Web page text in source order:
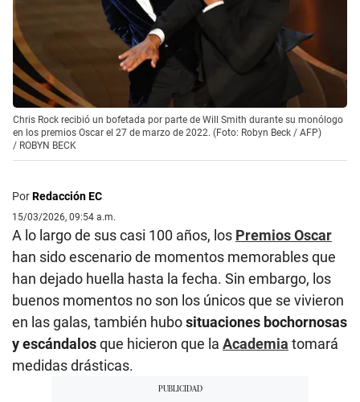
Chris Rock recibió un bofetada por parte de Will Smith durante su monólogo
en los premios Oscar el 27 de marzo de 2022. (Foto: Robyn Beck / AFP)
/ ROBYN BECK
PorRedacción EC
15/03/2026, 09:54 a.m.
A lo largo de sus casi 100 años, los Premios Oscar
han sido escenario de momentos memorables que
han dejado huella hasta la fecha. Sin embargo, los
buenos momentos no son los únicos que se vivieron
en las galas, también hubosituaciones bochornosas
y escándalosque hicieron que la Academia tomará
medidas drásticas.